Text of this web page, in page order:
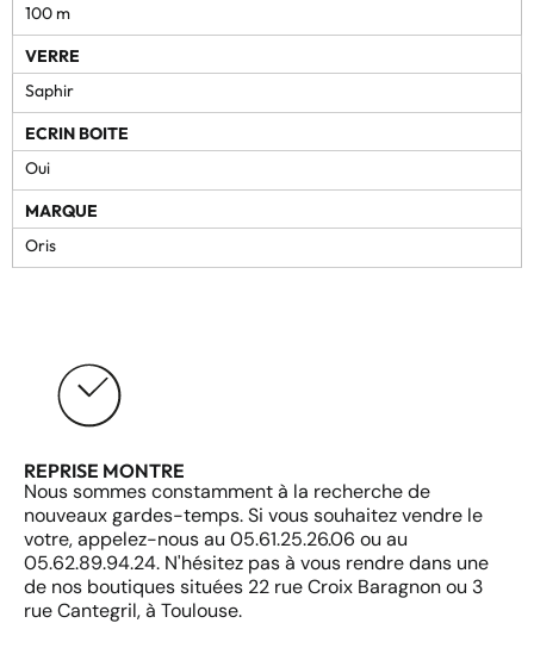
100 m
VERRE
Saphir
ECRIN BOITE
Oui
MARQUE
Oris
REPRISE MONTRE
Nous sommes constamment à la recherche de
nouveaux gardes-temps. Si vous souhaitez vendre le
votre, appelez-nous au 05.61.25.26.06 ou au
05.62.89.94.24. N'hésitez pas à vous rendre dans une
de nos boutiques situées 22 rue Croix Baragnon ou 3
rue Cantegril, à Toulouse.